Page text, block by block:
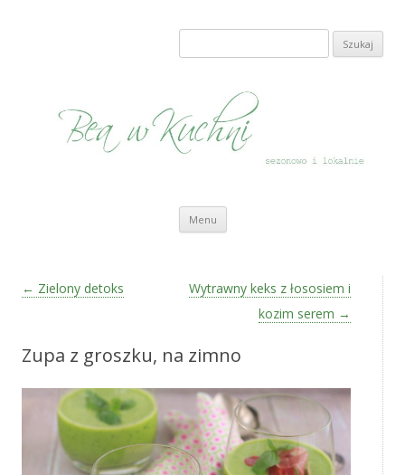
Szukaj:
Menu Przeskocz do treści
Zobacz wpisy
← Zielony detoks
Wytrawny keks z łososiem i
kozim serem →
Zupa z groszku, na zimno